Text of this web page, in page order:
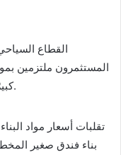
القطاع
المستثمرون ملتزمين
كبيرًا لإنهاء المشروع على الوقت المحدد.
تقلبات أسعار مواد
بناء فندق صغير